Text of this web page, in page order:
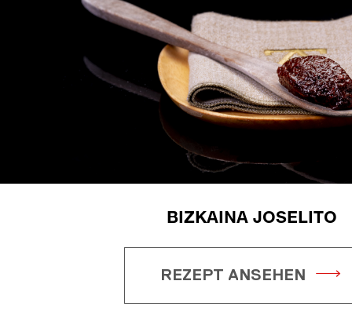
BIZKAINA JOSELITO
REZEPT ANSEHEN